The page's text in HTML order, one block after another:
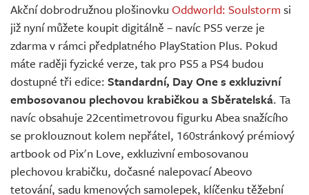
Akční dobrodružnou plošinovku Oddworld: Soulstorm si
již nyní můžete koupit digitálně – navíc PS5 verze je
zdarma v rámci předplatného PlayStation Plus. Pokud
máte raději fyzické verze, tak pro PS5 a PS4 budou
dostupné tři edice: Standardní, Day One s exkluzivní
embosovanou plechovou krabičkou a Sběratelská. Ta
navíc obsahuje 22centimetrovou figurku Abea snažícího
se proklouznout kolem nepřátel, 160stránkový prémiový
artbook od Pix'n Love, exkluzivní embosovanou
plechovou krabičku, dočasné nalepovací Abeovo
tetování, sadu kmenových samolepek, klíčenku těžební